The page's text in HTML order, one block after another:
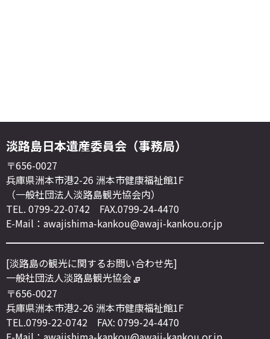
淡路島日本遺産委員会（事務局）
〒656-0027
兵庫県洲本市港2-26 洲本市健康福祉館1F
（一般社団法人淡路島観光協会内）
TEL. 0799-22-0742 FAX.0799-24-4470
E-Mail：awajishima-kankou@awaji-kankou.or.jp
[淡路島の観光に関するお問い合わせ先]
一般社団法人淡路島観光協会
〒656-0027
兵庫県洲本市港2-26 洲本市健康福祉館1F
TEL.0799-22-0742 FAX: 0799-24-4470